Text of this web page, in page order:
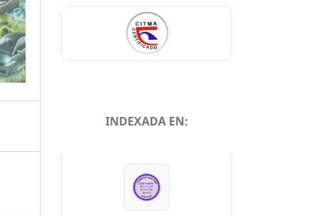
INDEXADA EN: